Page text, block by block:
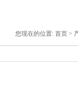
您现在的位置: 首页 >